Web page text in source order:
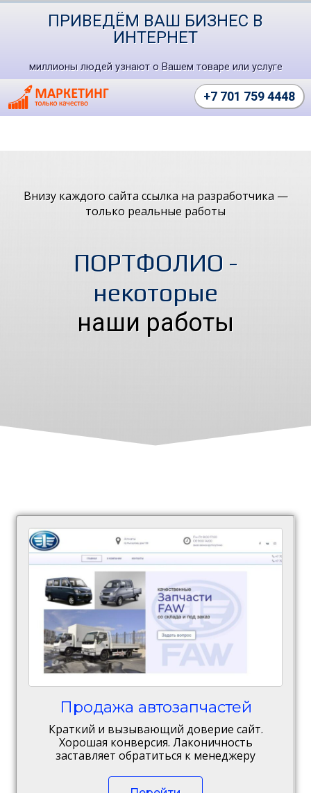
ПРИВЕДЁМ ВАШ БИЗНЕС В
ИНТЕРНЕТ
миллионы людей узнают о Вашем товаре или услуге
+7 701 759 4448
Внизу каждого сайта ссылка на разработчика —
только реальные работы
ПОРТФОЛИО -
некоторые
наши работы
Продажа автозапчастей
Краткий и вызывающий доверие сайт.
Хорошая конверсия. Лаконичность
заставляет обратиться к менеджеру